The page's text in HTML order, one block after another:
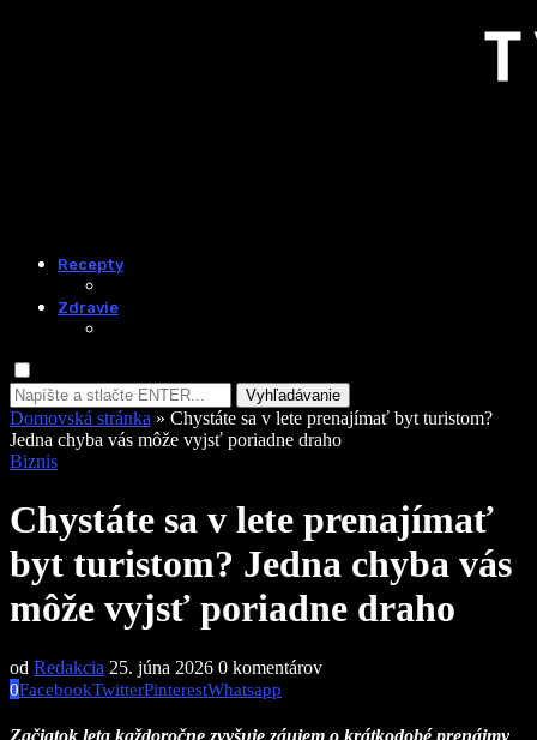
Recepty
Zdravie
Vyhľadávanie
Domovská stránka » Chystáte sa v lete prenajímať byt turistom?
Jedna chyba vás môže vyjsť poriadne draho
Biznis
Chystáte sa v lete prenajímať
byt turistom? Jedna chyba vás
môže vyjsť poriadne draho
od Redakcia 25. júna 2026 0 komentárov
0FacebookTwitterPinterestWhatsapp
Začiatok leta každoročne zvyšuje záujem o krátkodobé prenájmy